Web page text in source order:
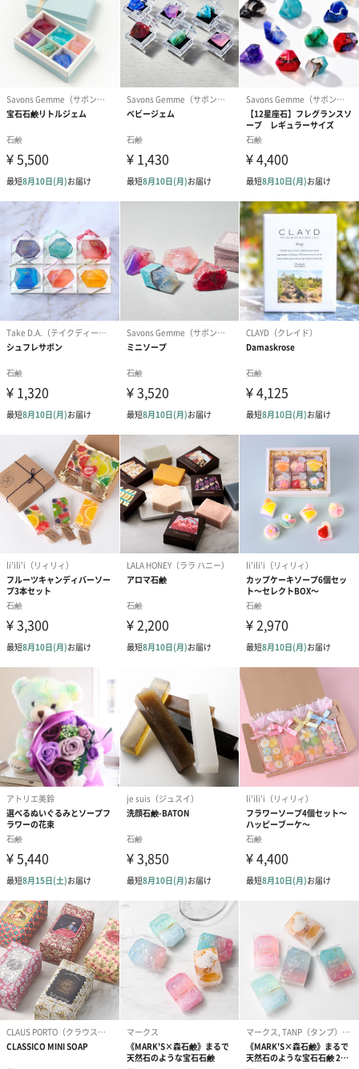
ロータスの香り
貴重な蓮の精油を使用し、形は"ハート"というとてもストレート
な世界共通のメッセージ性を兼ね備えた石鹸です。使い心地や洗
いあがりも気持ちよく、ロータスの香りは貴重性があってあまり
保湿にも特化しているので、乾燥肌の方や男性の方にもおすすめ
です。
木箱のパッケージ
パッケージには全世界の言語で"愛”の言葉が並んでいます。
木箱に入っていて高級感があり、記念日や特別な人に想いを届け
る時のプレゼントとして喜ばれます。
特別感のあるアイテムとしてご利用ください。
お風呂場でご使用ください。
使用すると泡が"ピンク"色でとてもおしゃれで可愛いです。
芳香剤として、玄関・リビング・キッチン・寝室・クローゼット
等でもお楽しみいただけます。天然香料なので、赤ちゃんがおら
れるご家庭やペットとお住まいの方でも安心してご使用いただけ
ます。
Essencias de Portugal（エッセンシアス デ ポルトガ
ル）
Essencias de Portugal - エッセンシアス デ ポルトガル（エスポ
ル）は、ポルトガルの自然な環境と、皮膚科医との共同開発によ
って生まれたオーガニック『固形石鹸』専門ブランドです。アレ
ルギー体質etc.の方々にお肌を気にせず"香り"をもっと楽しんでも
らおうと考えています。
皮膚科用石鹸では"香りが物足りない"事があると思いますが、エ
ッセンシャルオイル（精油）を使用する事により、バスタイムを
より一層楽しいものに変えられると確信しています。
合成添加物に頼る事なく、動物実験も行わず、ポルトガル独自の
製法で、さらに手作りとして1つ1つ丁寧に生産しています。"固形
石鹸"は決して大きいものではありませんが、日々の生活におい
て、毎日触れる事が多いかと思います。
そんな毎日のちょっとした習慣に大切な想いがつまった、このオ
ーガニックな石鹸を取り入れる事を『エッセンシアス デ ポルトガ